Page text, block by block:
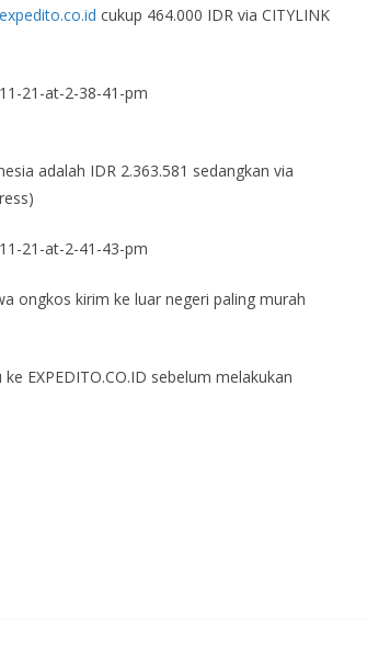
cukup 464.000 IDR via CITYLINK
adalah IDR 2.363.581 sedangkan via
ongkos kirim ke luar negeri paling murah
EXPEDITO.CO.ID sebelum melakukan